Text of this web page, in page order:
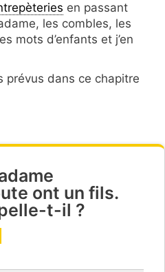
en passant
les combles, les
mots d’enfants et j’en
prévus dans ce chapitre
ont un fils.
t-il ?